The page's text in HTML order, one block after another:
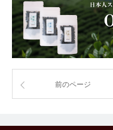
前のページ